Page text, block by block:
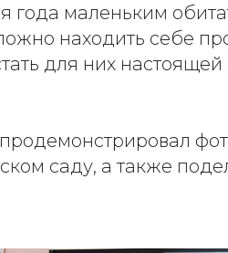
года маленьким
находить себе
для них
саду, а также